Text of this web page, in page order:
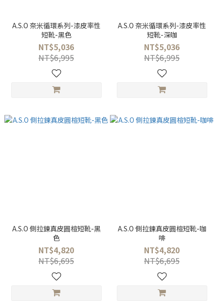
A.S.O 奈米循環系列-漆皮率性
短靴-黑色
NT$5,036
NT$6,995
A.S.O 奈米循環系列-漆皮率性
短靴-深咖
NT$5,036
NT$6,995
A.S.O 側拉鍊真皮圓楦短靴-黑
色
NT$4,820
NT$6,695
A.S.O 側拉鍊真皮圓楦短靴-咖
啡
NT$4,820
NT$6,695